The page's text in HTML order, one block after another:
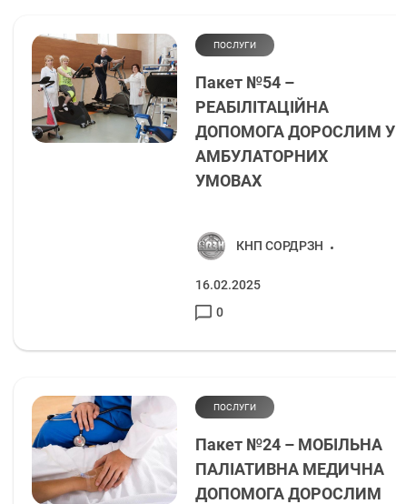
ПОСЛУГИ
Пакет №54 –
РЕАБІЛІТАЦІЙНА
ДОПОМОГА ДОРОСЛИМ У
АМБУЛАТОРНИХ
УМОВАХ
КНП СОРДРЗН
16.02.2025
0
ПОСЛУГИ
Пакет №24 – МОБІЛЬНА
ПАЛІАТИВНА МЕДИЧНА
ДОПОМОГА ДОРОСЛИМ